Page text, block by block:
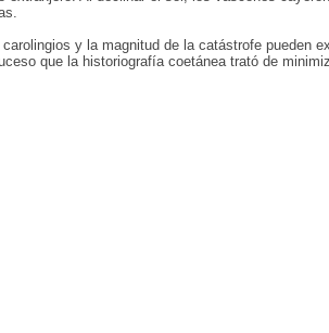
y la magnitud de la catástrofe pueden
que la historiografía coetánea trató de